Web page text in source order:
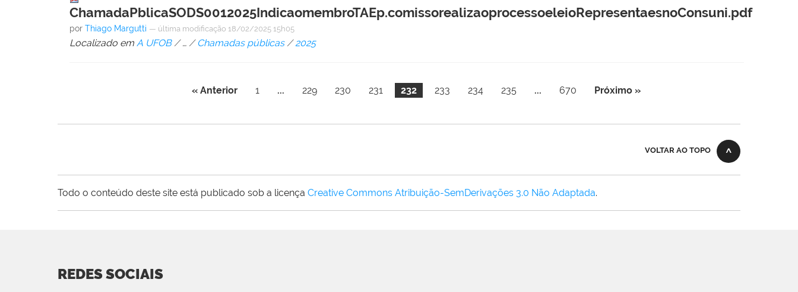
ChamadaPblicaSODS0012025IndicaomembroTAEp.comissorealizaoprocessoeleioRepresentaesnoConsuni.pdf
porThiago Margutti — última modificação 18/02/2025 15h05
Localizado em A UFOB /…/ Chamadas públicas /2025
« Anterior 1 ... 229 230 231 232 233 234 235 ... 670 Próximo »
VOLTAR AO TOPO
Todo o conteúdo deste site está publicado sob a licença Creative Commons Atribuição-SemDerivações 3.0 Não Adaptada.
REDES SOCIAIS